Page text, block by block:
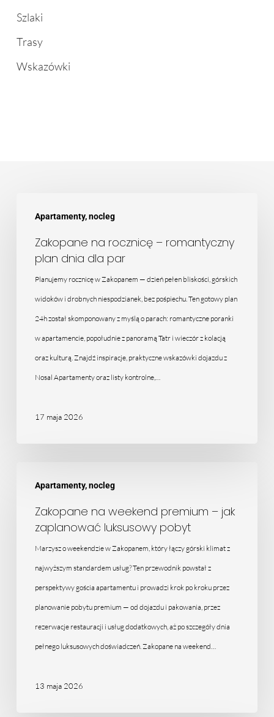
Szlaki
Trasy
Wskazówki
Apartamenty, nocleg
rocznicę
romantyczny
plan
dnia
Zakopane na rocznicę – romantyczny
plan dnia dla par
Planujemy rocznicę w Zakopanem — dzień pełen bliskości, górskich
widoków i drobnych niespodzianek, bez pośpiechu. Ten gotowy plan
24h został skomponowany z myślą o parach: romantyczne poranki
w apartamencie, popołudnie z panoramą Tatr i wieczór z kolacją
oraz kulturą. Znajdź inspiracje, praktyczne wskazówki dojazdu z
Nosal Apartamenty oraz listy kontrolne,…
17 maja 2026
Apartamenty, nocleg
weekend
premium
zaplanować
luksusowy
pobyt
Zakopane na weekend premium – jak
zaplanować luksusowy pobyt
Marzysz o weekendzie w Zakopanem, który łączy górski klimat z
najwyższym standardem usług? Ten przewodnik powstał z
perspektywy gościa apartamentu i prowadzi krok po kroku przez
planowanie pobytu premium — od dojazdu i pakowania, przez
rezerwacje restauracji i usług dodatkowych, aż po szczegóły dnia
pełnego luksusowych doświadczeń. Zakopane na weekend…
13 maja 2026